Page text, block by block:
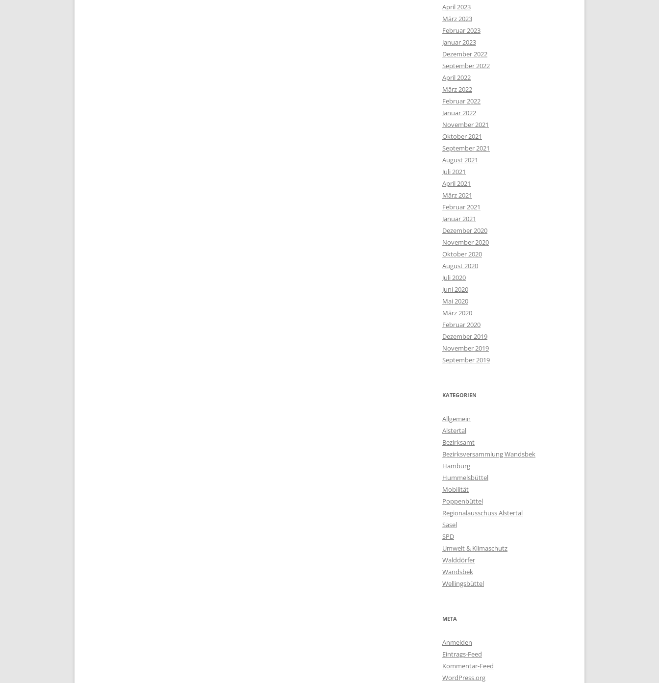
April 2023
März 2023
Februar 2023
Januar 2023
Dezember 2022
September 2022
April 2022
März 2022
Februar 2022
Januar 2022
November 2021
Oktober 2021
September 2021
August 2021
Juli 2021
April 2021
März 2021
Februar 2021
Januar 2021
Dezember 2020
November 2020
Oktober 2020
August 2020
Juli 2020
Juni 2020
Mai 2020
März 2020
Februar 2020
Dezember 2019
November 2019
September 2019
KATEGORIEN
Allgemein
Alstertal
Bezirksamt
Bezirksversammlung Wandsbek
Hamburg
Hummelsbüttel
Mobilität
Poppenbüttel
Regionalausschuss Alstertal
Sasel
SPD
Umwelt & Klimaschutz
Walddörfer
Wandsbek
Wellingsbüttel
META
Anmelden
Eintrags-Feed
Kommentar-Feed
WordPress.org